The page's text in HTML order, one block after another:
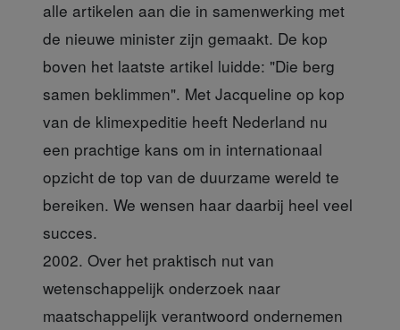
alle artikelen aan die in samenwerking met
de nieuwe minister zijn gemaakt. De kop
boven het laatste artikel luidde: "Die berg
samen beklimmen". Met Jacqueline op kop
van de klimexpeditie heeft Nederland nu
een prachtige kans om in internationaal
opzicht de top van de duurzame wereld te
bereiken. We wensen haar daarbij heel veel
succes.
2002. Over het praktisch nut van
wetenschappelijk onderzoek naar
maatschappelijk verantwoord ondernemen